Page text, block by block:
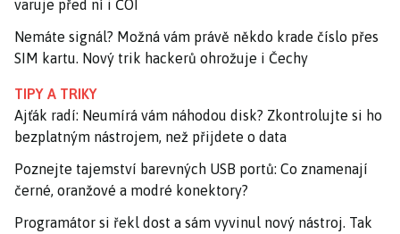
varuje před ní i ČOI
Nemáte signál? Možná vám právě někdo krade číslo přes
SIM kartu. Nový trik hackerů ohrožuje i Čechy
TIPY A TRIKY
Ajťák radí: Neumírá vám náhodou disk? Zkontrolujte si ho
bezplatným nástrojem, než přijdete o data
Poznejte tajemství barevných USB portů: Co znamenají
černé, oranžové a modré konektory?
Programátor si řekl dost a sám vyvinul nový nástroj. Tak